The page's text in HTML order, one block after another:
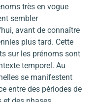
très en vogue
sembler
avant de connaître
plus tard. Cette
sur les prénoms sont
temporel. Au
se manifestent
entre des périodes de